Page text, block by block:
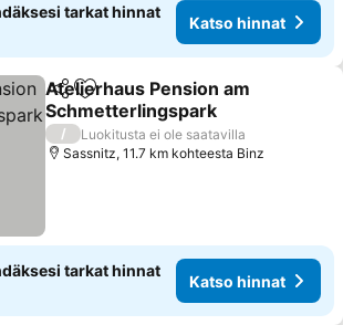
tarkat hinnat
Katso hinnat
Jaa Lisää suosikkeihin
Atelierhaus Pension am
Schmetterlingspark
/
Luokitusta ei ole saatavilla
Sassnitz, 11.7 km kohteesta Binz
tarkat hinnat
Katso hinnat